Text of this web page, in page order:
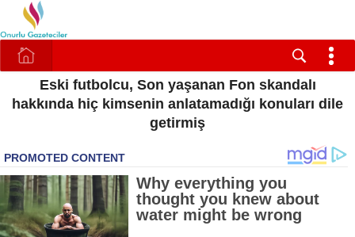
Eski futbolcu, Son yaşanan Fon skandalı
hakkında hiç kimsenin anlatamadığı konuları dile
getirmiş